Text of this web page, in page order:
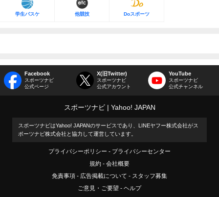
学生バスケ 他競技 Doスポーツ
Facebook
スポーツナビ
公式ページ
X(旧Twitter)
スポーツナビ
公式アカウント
YouTube
スポーツナビ
公式チャンネル
スポーツナビ Yahoo! JAPAN
スポーツナビはYahoo! JAPANのサービスであり、LINEヤフー株式会社がス
ポーツナビ株式会社と協力して運営しています。
プライバシーポリシー
プライバシーセンター
規約
会社概要
免責事項
広告掲載について
スタッフ募集
ご意見・ご要望
ヘルプ